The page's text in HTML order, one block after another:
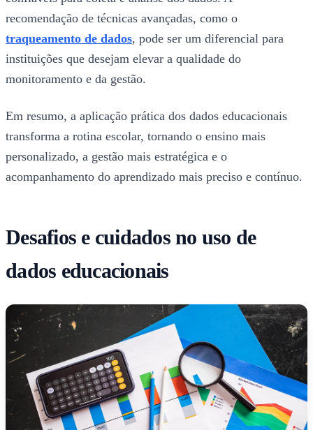
recomendação de técnicas avançadas, como o
traqueamento de dados​, pode ser um diferencial para
instituições que desejam elevar a qualidade do
monitoramento e da gestão.
Em resumo, a aplicação prática dos dados educacionais
transforma a rotina escolar, tornando o ensino mais
personalizado, a gestão mais estratégica e o
acompanhamento do aprendizado mais preciso e contínuo.
Desafios e cuidados no uso de
dados educacionais